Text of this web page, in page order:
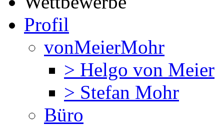
Profil
vonMeierMohr
> Helgo von Meier
> Stefan Mohr
Büro